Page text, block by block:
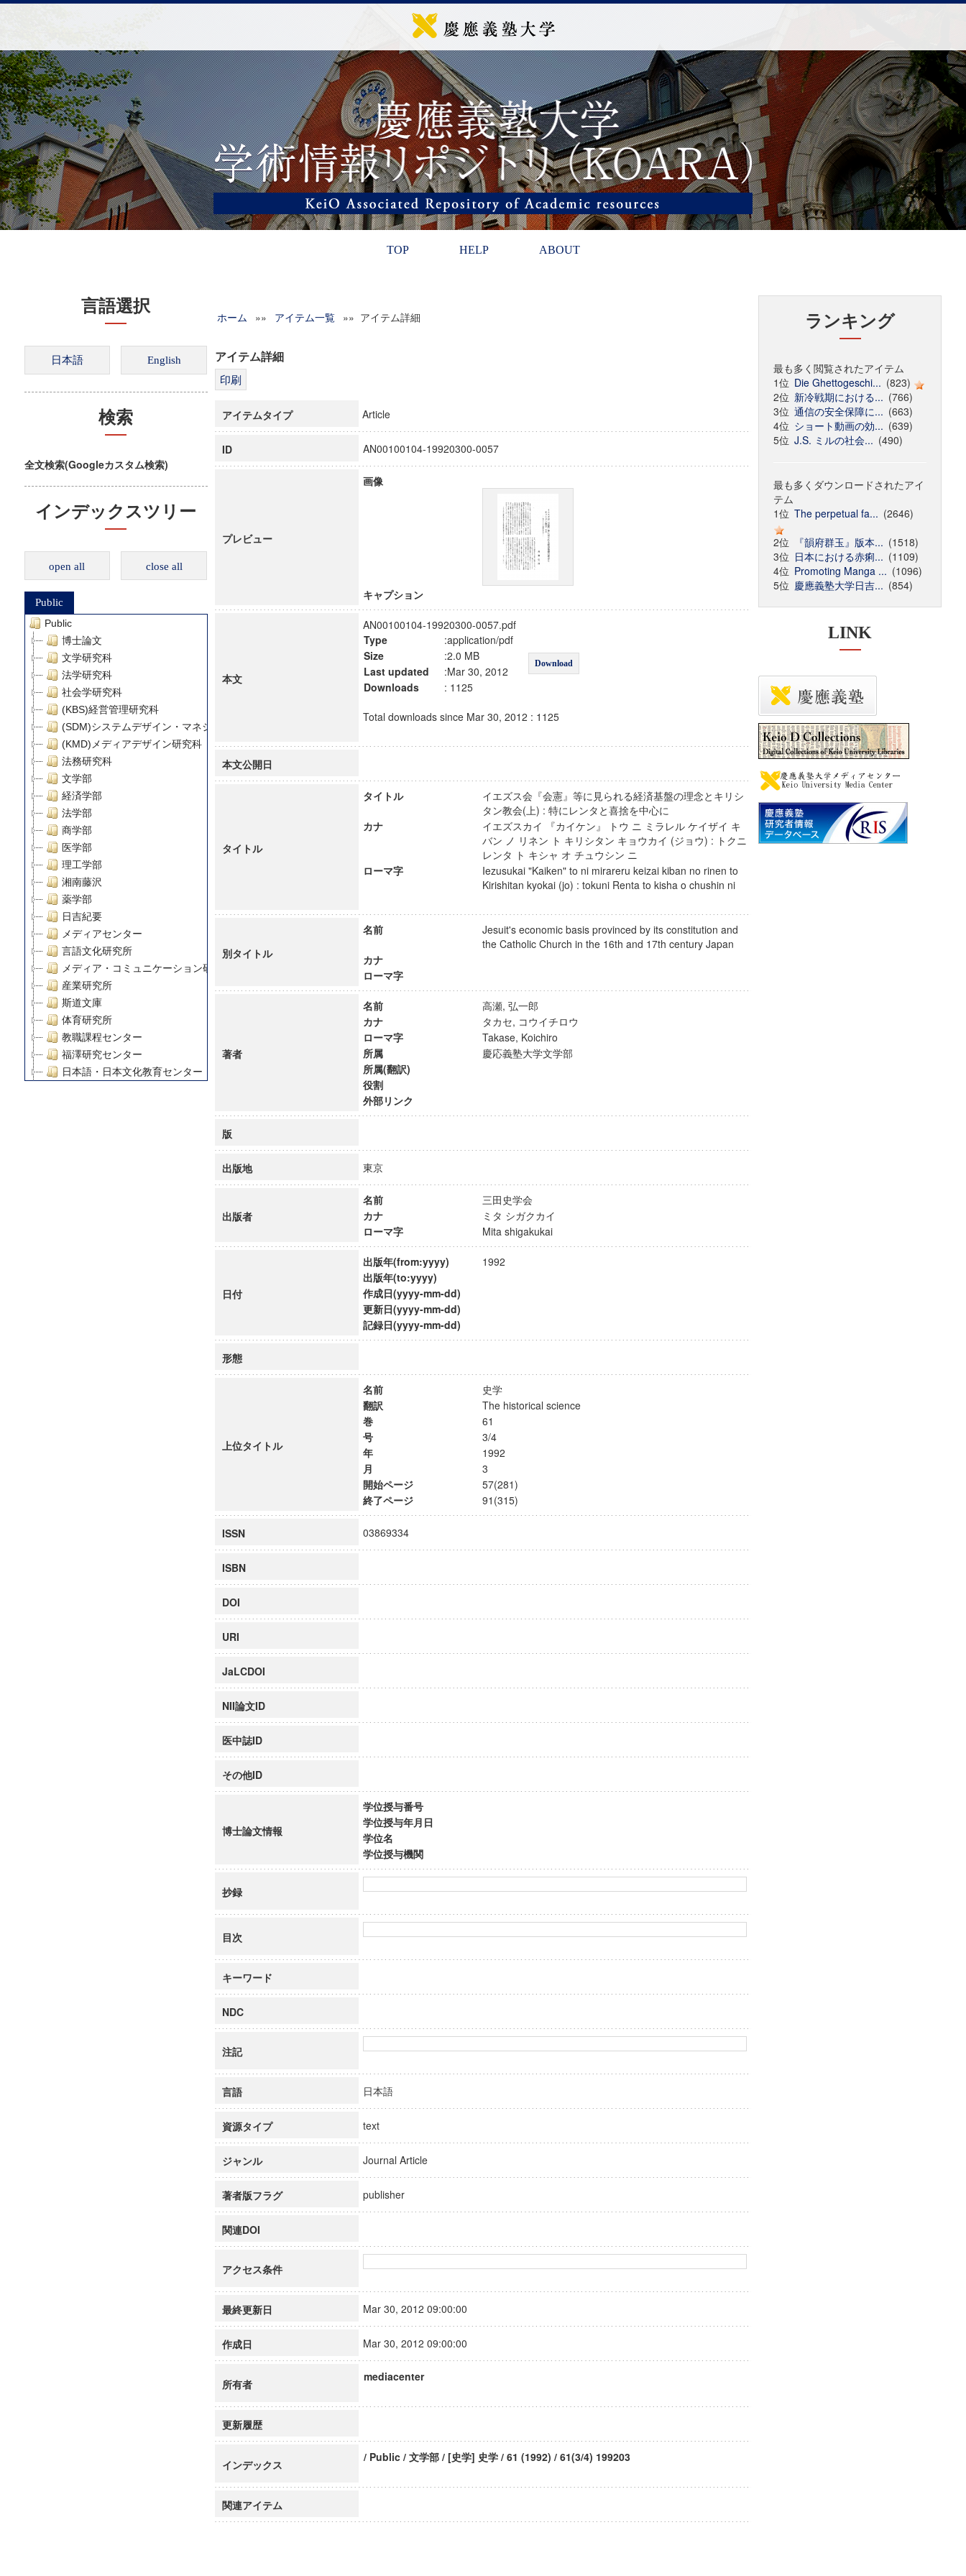
TOP HELP ABOUT
言語選択
検索
全文検索(Googleカスタム検索)
インデックスツリー
open all close all
Public
Public
博士論文
文学研究科
法学研究科
社会学研究科
(KBS)経営管理研究科
(SDM)システムデザイン・マネジメント研究科
(KMD)メディアデザイン研究科
法務研究科
文学部
経済学部
法学部
商学部
医学部
理工学部
湘南藤沢
薬学部
日吉紀要
メディアセンター
言語文化研究所
メディア・コミュニケーション研究所
産業研究所
斯道文庫
体育研究所
教職課程センター
福澤研究センター
日本語・日本文化教育センター
グローバルリサーチインスティテュート
慶應義塾大学グローバルCOEプログラム市民社会ガバナンス教育研究センター
慶應義塾大学グローバルCOEプログラム論理と感性の先端的教育研究拠点
博士課程教育リーディングプログラム「超成熟社会発展のサイエンス」
ホーム »» アイテム一覧 »» アイテム詳細
アイテム詳細
アイテムタイプ Article
ID AN00100104-19920300-0057
プレビュー
画像
キャプション
本文
AN00100104-19920300-0057.pdf
Type
:application/pdf
Download
Size
:2.0 MB
Last updated
:Mar 30, 2012
Downloads
: 1125
Total downloads since Mar 30, 2012 : 1125
本文公開日
タイトル
タイトル
イエズス会『会憲』等に見られる経済基盤の理念とキリシ
タン教会(上) : 特にレンタと喜捨を中心に
カナ
イエズスカイ 『カイケン』 トウ ニ ミラレル ケイザイ キ
バン ノ リネン ト キリシタン キョウカイ (ジョウ) : トクニ
レンタ ト キシャ オ チュウシン ニ
ローマ字
Iezusukai "Kaiken" to ni mirareru keizai kiban no rinen to
Kirishitan kyokai (jo) : tokuni Renta to kisha o chushin ni
別タイトル
名前
Jesuit's economic basis provinced by its constitution and
the Catholic Church in the 16th and 17th century Japan
カナ
ローマ字
著者
名前
高瀬, 弘一郎
カナ
タカセ, コウイチロウ
ローマ字
Takase, Koichiro
所属
慶応義塾大学文学部
所属(翻訳)
役割
外部リンク
版
出版地 東京
出版者
名前
三田史学会
カナ
ミタ シガクカイ
ローマ字
Mita shigakukai
日付
出版年(from:yyyy)
1992
出版年(to:yyyy)
作成日(yyyy-mm-dd)
更新日(yyyy-mm-dd)
記録日(yyyy-mm-dd)
形態
上位タイトル
名前
史学
翻訳
The historical science
巻
61
号
3/4
年
1992
月
3
開始ページ
57(281)
終了ページ
91(315)
ISSN 03869334
ISBN
DOI
URI
JaLCDOI
NII論文ID
医中誌ID
その他ID
博士論文情報
学位授与番号
学位授与年月日
学位名
学位授与機関
抄録
目次
キーワード
NDC
注記
言語 日本語
資源タイプ text
ジャンル Journal Article
著者版フラグ publisher
関連DOI
アクセス条件
最終更新日 Mar 30, 2012 09:00:00
作成日 Mar 30, 2012 09:00:00
所有者
mediacenter
更新履歴
インデックス
/ Public / 文学部 / [史学] 史学 / 61 (1992) / 61(3/4) 199203
関連アイテム
ランキング
最も多く閲覧されたアイテム
1位 Die Ghettogeschi... (823)
2位 新冷戦期における... (766)
3位 通信の安全保障に... (663)
4位 ショート動画の効... (639)
5位 J.S. ミルの社会... (490)
最も多くダウンロードされたアイ
テム
1位 The perpetual fa... (2646)
2位
『韻府群玉』版本... (1518)
3位 日本における赤痢... (1109)
4位 Promoting Manga ... (1096)
5位 慶應義塾大学日吉... (854)
LINK